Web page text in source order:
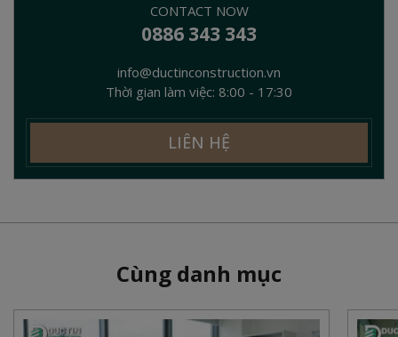
CONTACT NOW
0886 343 343
info@ductinconstruction.vn
Thời gian làm việc: 8:00 - 17:30
LIÊN HỆ
Cùng danh mục